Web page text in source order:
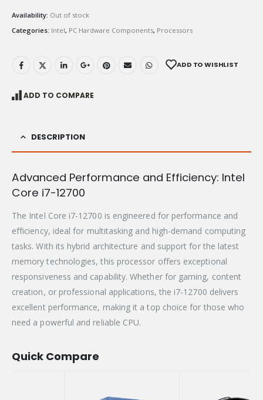
Availability: Out of stock
Categories: Intel, PC Hardware Components, Processors
ADD TO WISHLIST
ADD TO COMPARE
DESCRIPTION
Advanced Performance and Efficiency: Intel
Core i7-12700
The Intel Core i7-12700 is engineered for performance and
efficiency, ideal for multitasking and high-demand computing
tasks. With its hybrid architecture and support for the latest
memory technologies, this processor offers exceptional
responsiveness and capability. Whether for gaming, content
creation, or professional applications, the i7-12700 delivers
excellent performance, making it a top choice for those who
need a powerful and reliable CPU.
Quick Compare